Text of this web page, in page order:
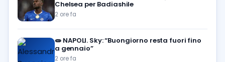
Chelsea per Badiashile
2 ore fa
🧫 NAPOLI. Sky: “Buongiorno resta fuori fino
a gennaio”
2 ore fa